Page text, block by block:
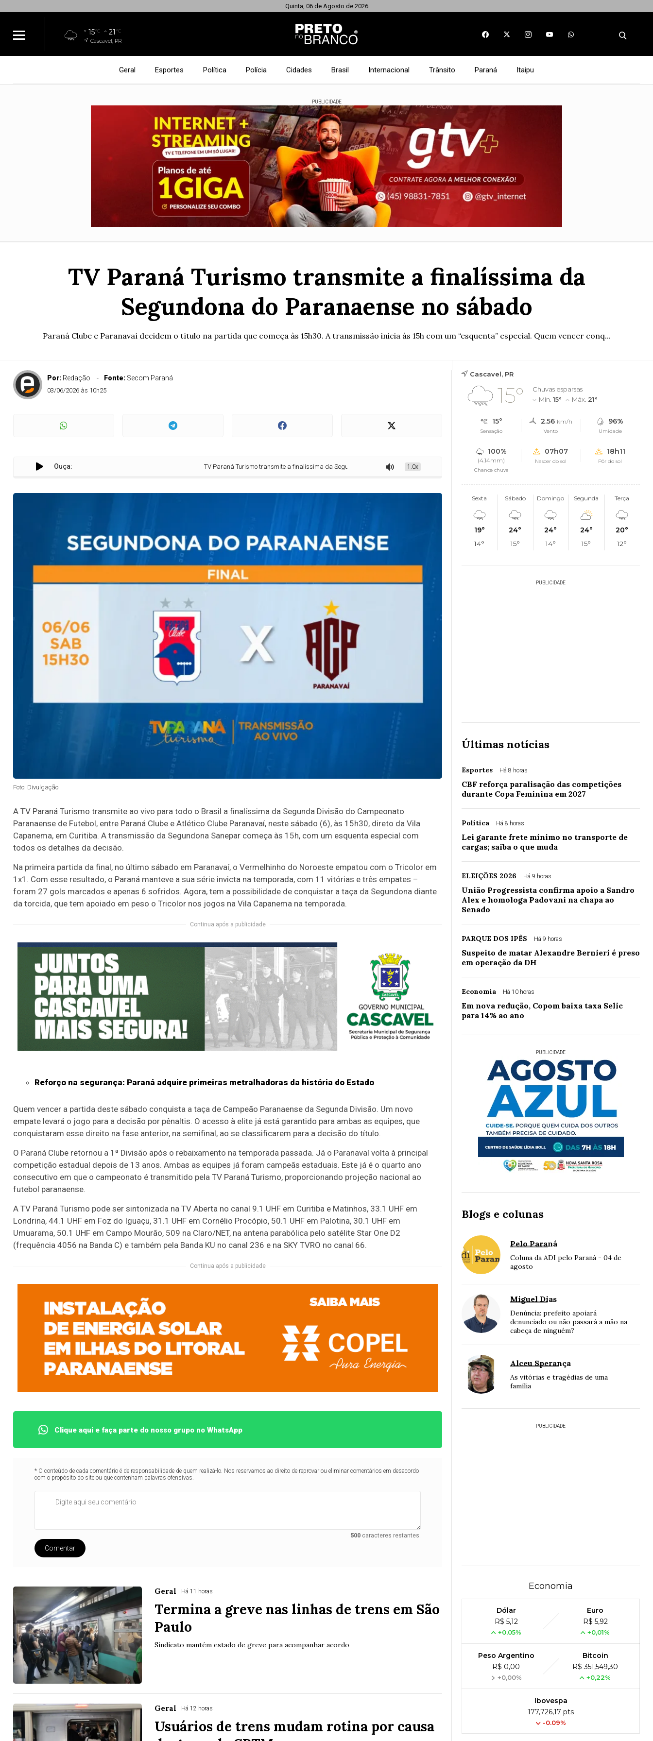
Quinta, 06 de Agosto de 2026
15°C 21 °C
Cascavel, PR
Geral Esportes Política Polícia Cidades Brasil Internacional Trânsito Paraná Itaipu
PUBLICIDADE
TV Paraná Turismo transmite a finalíssima da
Segundona do Paranaense no sábado
Paraná Clube e Paranavaí decidem o título na partida que começa às 15h30. A transmissão inicia às 15h com um “esquenta” especial. Quem vencer conq...
Por: Redação Fonte: Secom Paraná
03/06/2026 às 10h25
Ouça: TV Paraná Turismo transmite a finalíssima da Segundona do Paranaense no sábado1.0x
Foto: Divulgação
A TV Paraná Turismo transmite ao vivo para todo o Brasil a finalíssima da Segunda Divisão do Campeonato
Paranaense de Futebol, entre Paraná Clube e Atlético Clube Paranavaí, neste sábado (6), às 15h30, direto da Vila
Capanema, em Curitiba. A transmissão da Segundona Sanepar começa às 15h, com um esquenta especial com
todos os detalhes da decisão.
Na primeira partida da final, no último sábado em Paranavaí, o Vermelhinho do Noroeste empatou com o Tricolor em
1x1. Com esse resultado, o Paraná manteve a sua série invicta na temporada, com 11 vitórias e três empates –
foram 27 gols marcados e apenas 6 sofridos. Agora, tem a possibilidade de conquistar a taça da Segundona diante
da torcida, que tem apoiado em peso o Tricolor nos jogos na Vila Capanema na temporada.
Continua após a publicidade
Reforço na segurança: Paraná adquire primeiras metralhadoras da história do Estado
Quem vencer a partida deste sábado conquista a taça de Campeão Paranaense da Segunda Divisão. Um novo
empate levará o jogo para a decisão por pênaltis. O acesso à elite já está garantido para ambas as equipes, que
conquistaram esse direito na fase anterior, na semifinal, ao se classificarem para a decisão do título.
O Paraná Clube retornou a 1ª Divisão após o rebaixamento na temporada passada. Já o Paranavaí volta à principal
competição estadual depois de 13 anos. Ambas as equipes já foram campeãs estaduais. Este já é o quarto ano
consecutivo em que o campeonato é transmitido pela TV Paraná Turismo, proporcionando projeção nacional ao
futebol paranaense.
A TV Paraná Turismo pode ser sintonizada na TV Aberta no canal 9.1 UHF em Curitiba e Matinhos, 33.1 UHF em
Londrina, 44.1 UHF em Foz do Iguaçu, 31.1 UHF em Cornélio Procópio, 50.1 UHF em Palotina, 30.1 UHF em
Umuarama, 50.1 UHF em Campo Mourão, 509 na Claro/NET, na antena parabólica pelo satélite Star One D2
(frequência 4056 na Banda C) e também pela Banda KU no canal 236 e na SKY TVRO no canal 66.
Continua após a publicidade
Clique aqui e faça parte do nosso grupo no WhatsApp
* O conteúdo de cada comentário é de responsabilidade de quem realizá-lo. Nos reservamos ao direito de reprovar ou eliminar comentários em desacordo
com o propósito do site ou que contenham palavras ofensivas.
500caracteres restantes.
Comentar
Geral Há 11 horas
Termina a greve nas linhas de trens em São
Paulo
Sindicato mantém estado de greve para acompanhar acordo
Geral Há 12 horas
Usuários de trens mudam rotina por causa
Cascavel, PR
15°
Chuvas esparsas
Mín. 15° Máx. 21°
15°
Sensação
2.56 km/h
Vento
96%
Umidade
100%
(4.14mm)
Chance chuva
07h07
Nascer do sol
18h11
Pôr do sol
Sexta
19°
14°
Sábado
24°
15°
Domingo
24°
14°
Segunda
24°
15°
Terça
20°
12°
PUBLICIDADE
Últimas notícias
Esportes Há 8 horas
CBF reforça paralisação das competições
durante Copa Feminina em 2027
Política Há 8 horas
Lei garante frete mínimo no transporte de
cargas; saiba o que muda
ELEIÇÕES 2026 Há 9 horas
União Progressista confirma apoio a Sandro
Alex e homologa Padovani na chapa ao
Senado
PARQUE DOS IPÊS Há 9 horas
Suspeito de matar Alexandre Bernieri é preso
em operação da DH
Economia Há 10 horas
Em nova redução, Copom baixa taxa Selic
para 14% ao ano
PUBLICIDADE
Blogs e colunas
Pelo Paraná
Coluna da ADI pelo Paraná - 04 de
agosto
Miguel Dias
Denúncia: prefeito apoiará
denunciado ou não passará a mão na
cabeça de ninguém?
Alceu Sperança
As vitórias e tragédias de uma
família
PUBLICIDADE
Economia
Dólar
R$ 5,12
+0,05%
Euro
R$ 5,92
+0,01%
Peso Argentino
R$ 0,00
+0,00%
Bitcoin
R$ 351,549,30
+0,22%
Ibovespa
177,726,17 pts
-0.09%